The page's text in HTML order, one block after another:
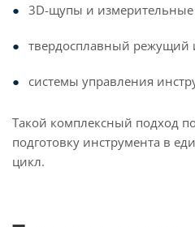
3D-щупы и измерительные
твердосплавный режущий
системы управления
Такой комплексный подход
подготовку инструмента в
цикл.